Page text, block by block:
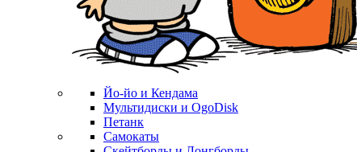
Йо-йо и Кендама
Мультидиски и OgoDisk
Петанк
Самокаты